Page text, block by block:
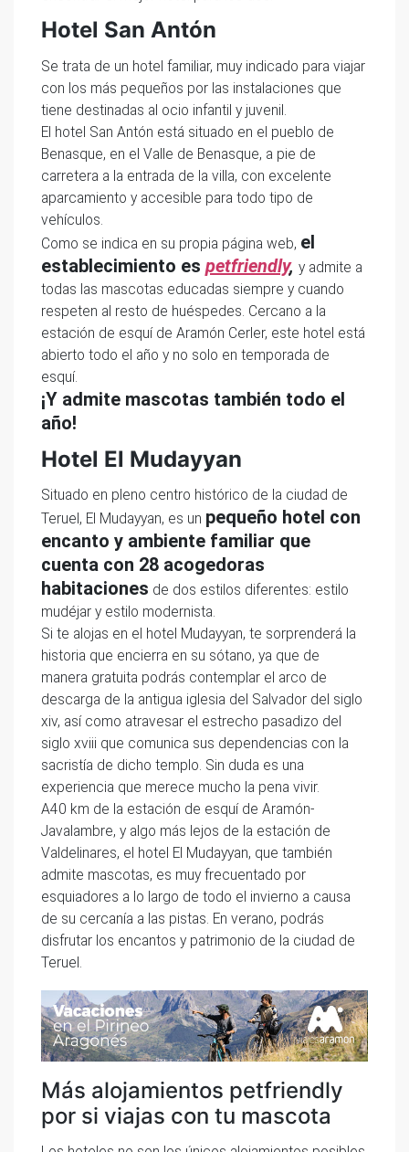
Hotel San Antón
Se trata de un hotel familiar, muy indicado para viajar
con los más pequeños por las instalaciones que
tiene destinadas al ocio infantil y juvenil.
El hotel San Antón está situado en el pueblo de
Benasque, en el Valle de Benasque, a pie de
carretera a la entrada de la villa, con excelente
aparcamiento y accesible para todo tipo de
vehículos.
Como se indica en su propia página web, el
establecimiento es petfriendly, y admite a
todas las mascotas educadas siempre y cuando
respeten al resto de huéspedes. Cercano a la
estación de esquí de Aramón Cerler, este hotel está
abierto todo el año y no solo en temporada de
esquí.
¡Y admite mascotas también todo el
año!
Hotel El Mudayyan
Situado en pleno centro histórico de la ciudad de
Teruel, El Mudayyan, es un pequeño hotel con
encanto y ambiente familiar que
cuenta con 28 acogedoras
habitaciones de dos estilos diferentes: estilo
mudéjar y estilo modernista.
Si te alojas en el hotel Mudayyan, te sorprenderá la
historia que encierra en su sótano, ya que de
manera gratuita podrás contemplar el arco de
descarga de la antigua iglesia del Salvador del siglo
xiv, así como atravesar el estrecho pasadizo del
siglo xviii que comunica sus dependencias con la
sacristía de dicho templo. Sin duda es una
experiencia que merece mucho la pena vivir.
A40 km de la estación de esquí de Aramón-
Javalambre, y algo más lejos de la estación de
Valdelinares, el hotel El Mudayyan, que también
admite mascotas, es muy frecuentado por
esquiadores a lo largo de todo el invierno a causa
de su cercanía a las pistas. En verano, podrás
disfrutar los encantos y patrimonio de la ciudad de
Teruel.
Más alojamientos petfriendly
por si viajas con tu mascota